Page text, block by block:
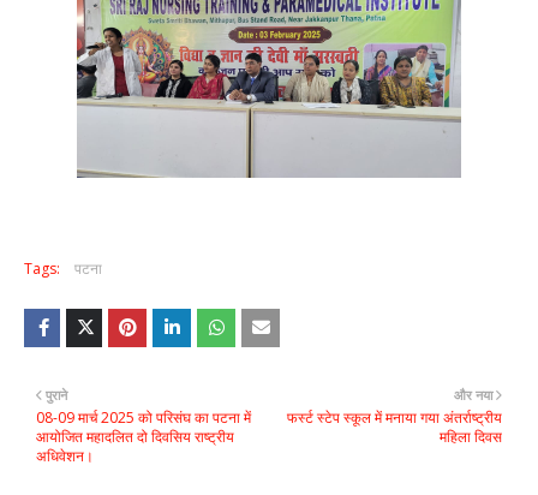
Tags: पटना
और नया
फर्स्ट स्टेप स्कूल में मनाया गया अंतर्राष्ट्रीय
महिला दिवस
पुराने
08-09 मार्च 2025 को परिसंघ का पटना में
आयोजित महादलित दो दिवसिय राष्ट्रीय
अधिवेशन।